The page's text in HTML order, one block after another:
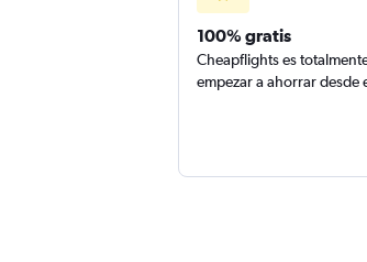
100% gratis
Cheapflights es
empezar a ahorrar desde